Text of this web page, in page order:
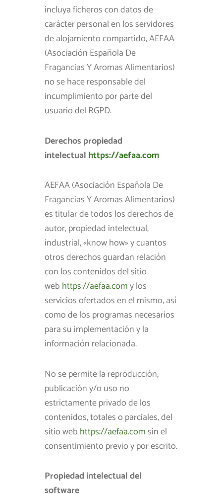
incluya ficheros con datos de
carácter personal en los servidores
de alojamiento compartido, AEFAA
(Asociación Española De
Fragancias Y Aromas Alimentarios)
no se hace responsable del
incumplimiento por parte del
usuario del RGPD.
Derechos propiedad
intelectual https://aefaa.com
AEFAA (Asociación Española De
Fragancias Y Aromas Alimentarios)
es titular de todos los derechos de
autor, propiedad intelectual,
industrial, «know how» y cuantos
otros derechos guardan relación
con los contenidos del sitio
web https://aefaa.comy los
servicios ofertados en el mismo, así
como de los programas necesarios
para su implementación y la
información relacionada.
No se permite la reproducción,
publicación y/o uso no
estrictamente privado de los
contenidos, totales o parciales, del
sitio web https://aefaa.comsin el
consentimiento previo y por escrito.
Propiedad intelectual del
software